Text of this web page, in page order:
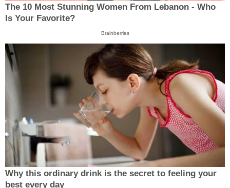
The 10 Most Stunning Women From Lebanon - Who
Is Your Favorite?
Brainberries
Why this ordinary drink is the secret to feeling your
best every day